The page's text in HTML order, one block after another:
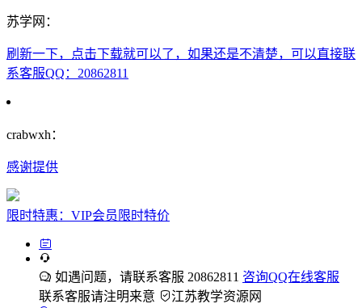
苏学网：
刷新一下，点击下载就可以了，如果还是不清楚，可以直接联
系客服QQ：20862811
crabwxh：
感谢提供
限时特惠：VIP会员限时特价
如遇问题，请联系客服 20862811 咨询QQ在线客服
联系客服请注明来意
江苏教学资源网